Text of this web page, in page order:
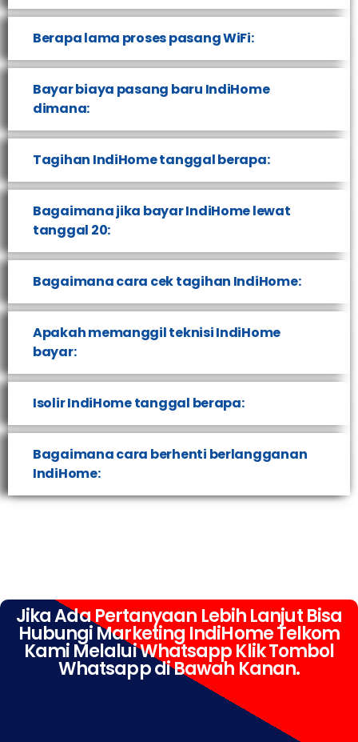
Berapa lama proses pasang WiFi:
Bayar biaya pasang baru IndiHome
dimana:
Tagihan IndiHome tanggal berapa:
Bagaimana jika bayar IndiHome lewat
tanggal 20:
Bagaimana cara cek tagihan IndiHome:
Apakah memanggil teknisi IndiHome
bayar:
Isolir IndiHome tanggal berapa:
Bagaimana cara berhenti berlangganan
IndiHome:
Jika Ada Pertanyaan Lebih Lanjut Bisa
Hubungi Marketing IndiHome Telkom
Kami Melalui Whatsapp Klik Tombol
Whatsapp di Bawah Kanan.